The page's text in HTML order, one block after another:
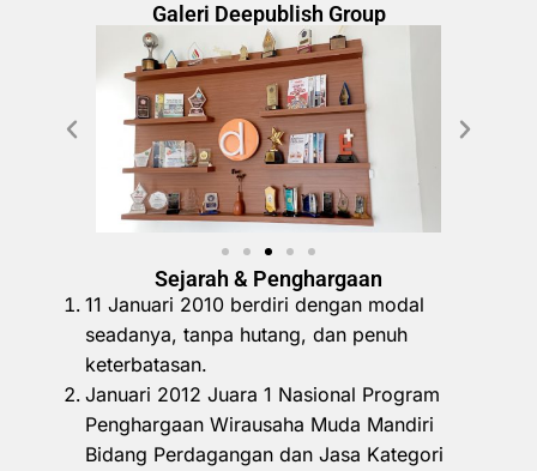
Galeri Deepublish Group
Sejarah & Penghargaan
11 Januari 2010 berdiri dengan modal
seadanya, tanpa hutang, dan penuh
keterbatasan.
Januari 2012 Juara 1 Nasional Program
Penghargaan Wirausaha Muda Mandiri
Bidang Perdagangan dan Jasa Kategori